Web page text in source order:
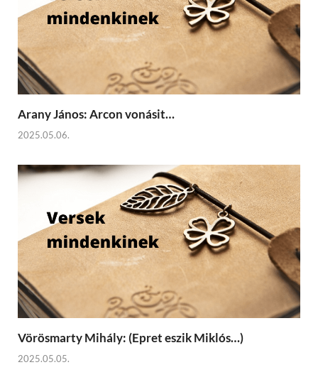
Arany János: Arcon vonásit…
2025.05.06.
Vörösmarty Mihály: (Epret eszik Miklós…)
2025.05.05.